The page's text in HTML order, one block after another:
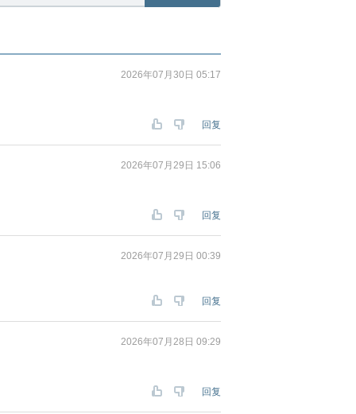
2026年07月30日 05:17
回复
2026年07月29日 15:06
回复
2026年07月29日 00:39
回复
2026年07月28日 09:29
回复